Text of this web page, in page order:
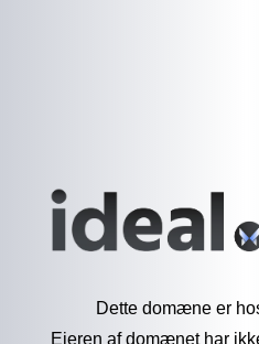
Dette domæne er
Ejeren af domænet har